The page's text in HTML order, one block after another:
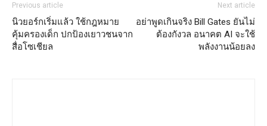
Previous article
นิวยอร์กเริ่มแล้ว ใช้กฎหมาย
คุ้มครองเด็ก ปกป้องเยาวชนจาก
สื่อโซเชียล
Next article
อย่าพูดเกินจริง Bill Gates ยันไม่
ต้องกังวล อนาคต AI จะใช้
พลังงานน้อยลง